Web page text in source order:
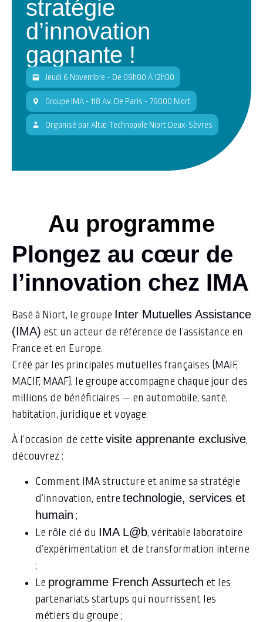
stratégie
d’innovation
gagnante !
Jeudi 6 Novembre - De 09h00 À 12h00
Groupe IMA - 118 Av. De Paris - 79000 Niort
Organisé parAltæ Technopole Niort Deux-Sèvres
Au programme
Plongez au cœur de
l’innovation chez IMA
Basé à Niort, le groupe Inter Mutuelles Assistance
(IMA) est un acteur de référence de l’assistance en
France et en Europe.
Créé par les principales mutuelles françaises (MAIF,
MACIF, MAAF), le groupe accompagne chaque jour des
millions de bénéficiaires — en automobile, santé,
habitation, juridique et voyage.
À l’occasion de cette visite apprenante exclusive,
découvrez :
Comment IMA structure et anime sa stratégie
d’innovation, entre technologie, services et
humain ;
Le rôle clé du IMA L@b, véritable laboratoire
d’expérimentation et de transformation interne
;
Le programme French Assurtech et les
partenariats startups qui nourrissent les
métiers du groupe ;